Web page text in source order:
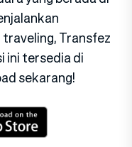
Transfez
ini tersedia di
sekarang!